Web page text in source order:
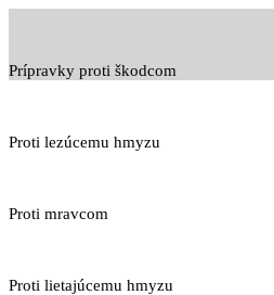
Prípravky proti škodcom
Proti lezúcemu hmyzu
Proti mravcom
Proti lietajúcemu hmyzu